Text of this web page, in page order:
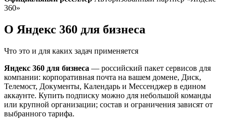
360»
О Яндекс 360 для бизнеса
Что это и для каких задач применяется
Яндекс 360 для бизнеса — российский пакет сервисов для
компании: корпоративная почта на вашем домене, Диск,
Телемост, Документы, Календарь и Мессенджер в едином
аккаунте. Купить подписку можно для небольшой команды
или крупной организации; состав и ограничения зависят от
выбранного тарифа.